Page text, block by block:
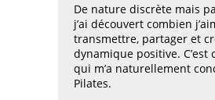
De nature discrète mais
j’ai découvert combien
transmettre, partager et
dynamique positive. C’est
qui m’a naturellement
Pilates.